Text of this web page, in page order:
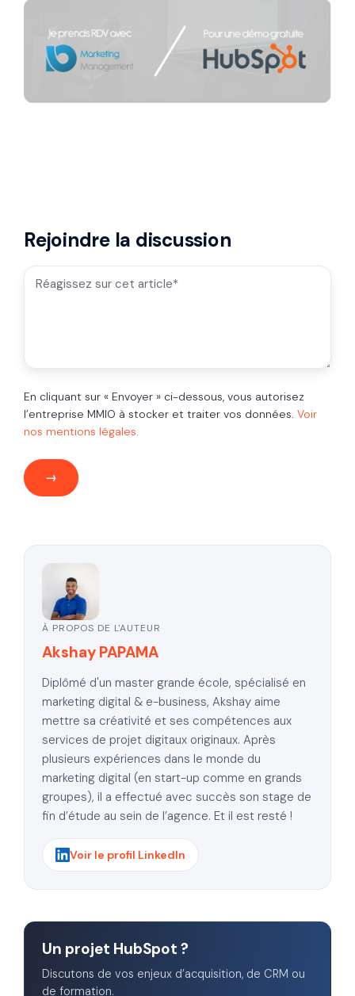
Rejoindre la discussion
En cliquant sur « Envoyer » ci-dessous, vous autorisez
l’entreprise MMIO à stocker et traiter vos données. Voir
nos mentions légales.
À PROPOS DE L'AUTEUR
Akshay PAPAMA
Diplômé d'un master grande école, spécialisé en
marketing digital & e-business, Akshay aime
mettre sa créativité et ses compétences aux
services de projet digitaux originaux. Après
plusieurs expériences dans le monde du
marketing digital (en start-up comme en grands
groupes), il a effectué avec succès son stage de
fin d’étude au sein de l’agence. Et il est resté !
Voir le profil LinkedIn
Un projet HubSpot ?
Discutons de vos enjeux d’acquisition, de CRM ou
de formation.